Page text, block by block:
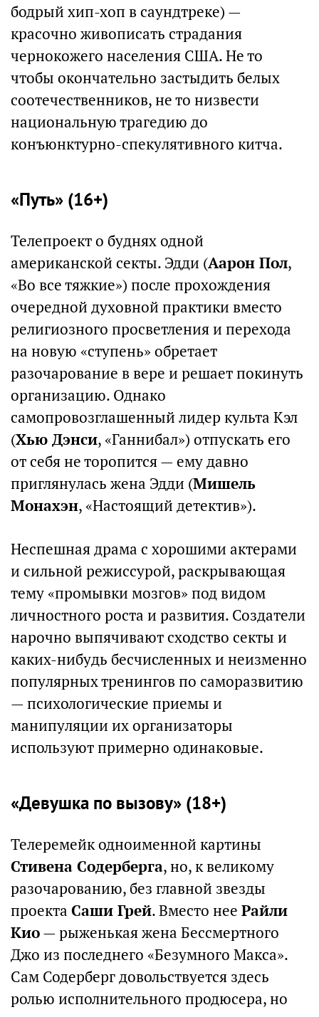
бодрый хип-хоп в саундтреке) —
красочно живописать страдания
чернокожего населения США. Не то
чтобы окончательно застыдить белых
соотечественников, не то низвести
национальную трагедию до
конъюнктурно-спекулятивного китча.
«Путь» (16+)
Телепроект о буднях одной
американской секты. Эдди (Аарон Пол,
«Во все тяжкие») после прохождения
очередной духовной практики вместо
религиозного просветления и перехода
на новую «ступень» обретает
разочарование в вере и решает покинуть
организацию. Однако
самопровозглашенный лидер культа Кэл
(Хью Дэнси, «Ганнибал») отпускать его
от себя не торопится — ему давно
приглянулась жена Эдди (Мишель
Монахэн, «Настоящий детектив»).
Неспешная драма с хорошими актерами
и сильной режиссурой, раскрывающая
тему «промывки мозгов» под видом
личностного роста и развития. Создатели
нарочно выпячивают сходство секты и
каких-нибудь бесчисленных и неизменно
популярных тренингов по саморазвитию
— психологические приемы и
манипуляции их организаторы
используют примерно одинаковые.
«Девушка по вызову» (18+)
Телеремейк одноименной картины
Стивена Содерберга, но, к великому
разочарованию, без главной звезды
проекта Саши Грей. Вместо нее Райли
Кио— рыженькая жена Бессмертного
Джо из последнего «Безумного Макса».
Сам Содерберг довольствуется здесь
ролью исполнительного продюсера, но